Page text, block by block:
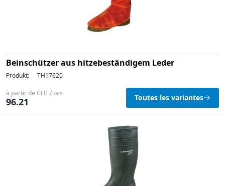
Beinschützer aus hitzebeständigem Leder
Produkt: TH17620
à partir de CHF / pcs
96.21 Toutes les variantes